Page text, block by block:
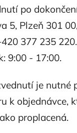
po
5, Plzeň 301
377 235
9:00 - 17:00.
je nutné
k objednávce,
proplacená.